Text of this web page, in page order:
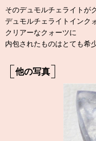
そのデュモルチェライトが
デュモルチェライトインク
クリアーなクォーツに
内包されたものはとても希
他の写真